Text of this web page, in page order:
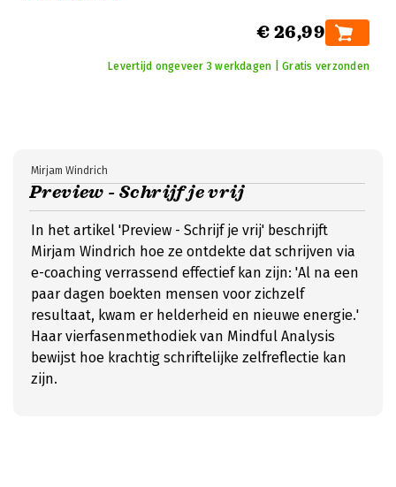
€ 26,99
Levertijd ongeveer 3 werkdagen | Gratis verzonden
Preview - Schrijf je vrij
Mirjam Windrich
In het artikel 'Preview - Schrijf je vrij' beschrijft
Mirjam Windrich hoe ze ontdekte dat schrijven via
e-coaching verrassend effectief kan zijn: 'Al na een
paar dagen boekten mensen voor zichzelf
resultaat, kwam er helderheid en nieuwe energie.'
Haar vierfasenmethodiek van Mindful Analysis
bewijst hoe krachtig schriftelijke zelfreflectie kan
zijn.